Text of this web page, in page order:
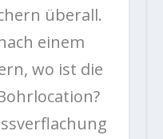
überall.
einem
wo ist die